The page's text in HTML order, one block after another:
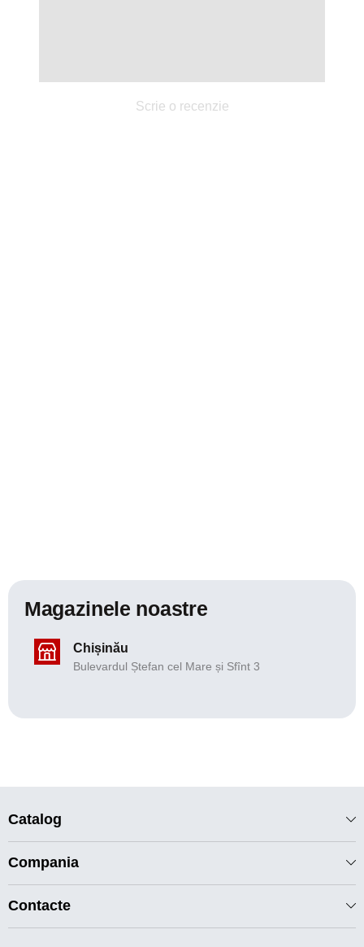
Scrie o recenzie
Magazinele noastre
Chișinău
Bulevardul Ștefan cel Mare și Sfînt 3
Catalog
Compania
Contacte